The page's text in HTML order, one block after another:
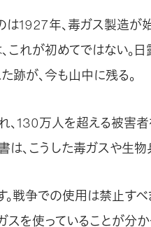
1927年、毒ガス製造が
これが初めてではない。
跡が、今も山中に残る。
130万人を超える被害
は、こうした毒ガスや生
戦争での使用は禁止すべ
を使っていることが分か